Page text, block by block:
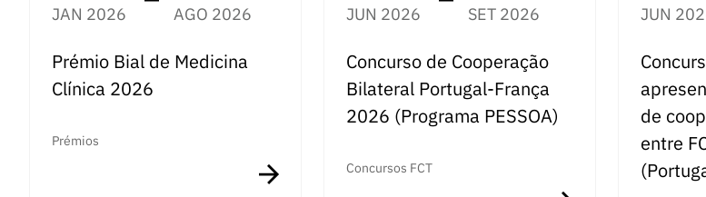
JAN 2026 AGO 2026
Prémio Bial de Medicina
Clínica 2026
Prémios
JUN 2026 SET 2026
Concurso de Cooperação
Bilateral Portugal-França
2026 (Programa PESSOA)
Concursos FCT
JUN
de
entre